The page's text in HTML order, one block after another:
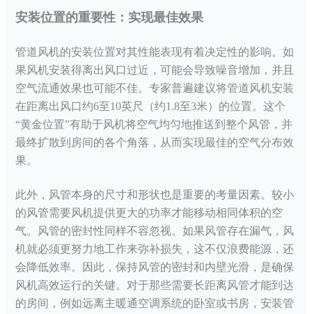
安装位置的重要性：实现最佳效果
管道风机的安装位置对其性能表现有着决定性的影响。如
果风机安装得离出风口过近，可能会导致噪音增加，并且
空气流通效果也可能不佳。专家普遍建议将管道风机安装
在距离出风口约6至10英尺（约1.8至3米）的位置。这个
“黄金位置”有助于风机将空气均匀地推送到整个风管，并
最终扩散到房间的各个角落，从而实现最佳的空气分布效
果。
此外，风管本身的尺寸和形状也是重要的考量因素。较小
的风管需要风机提供更大的功率才能移动相同体积的空
气。风管的密封性同样不容忽视。如果风管存在漏气，风
机就必须更努力地工作来弥补损失，这不仅浪费能源，还
会降低效率。因此，保持风管的密封和内壁光滑，是确保
风机高效运行的关键。对于那些需要长距离风管才能到达
的房间，例如远离主暖通空调系统的卧室或书房，安装管